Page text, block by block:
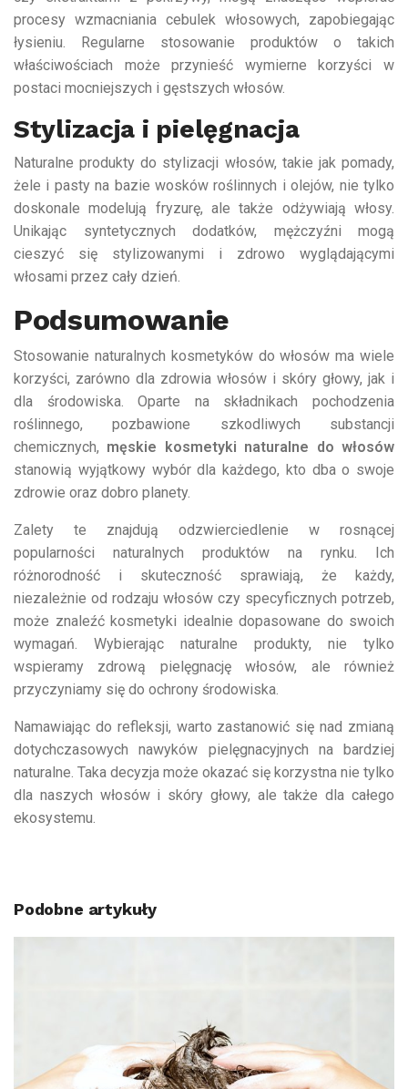
procesy wzmacniania cebulek włosowych, zapobiegając
łysieniu. Regularne stosowanie produktów o takich
właściwościach może przynieść wymierne korzyści w
postaci mocniejszych i gęstszych włosów.
Stylizacja i pielęgnacja
Naturalne produkty do stylizacji włosów, takie jak pomady,
żele i pasty na bazie wosków roślinnych i olejów, nie tylko
doskonale modelują fryzurę, ale także odżywiają włosy.
Unikając syntetycznych dodatków, mężczyźni mogą
cieszyć się stylizowanymi i zdrowo wyglądającymi
włosami przez cały dzień.
Podsumowanie
Stosowanie naturalnych kosmetyków do włosów ma wiele
korzyści, zarówno dla zdrowia włosów i skóry głowy, jak i
dla środowiska. Oparte na składnikach pochodzenia
roślinnego, pozbawione szkodliwych substancji
chemicznych, męskie kosmetyki naturalne do włosów
stanowią wyjątkowy wybór dla każdego, kto dba o swoje
zdrowie oraz dobro planety.
Zalety te znajdują odzwierciedlenie w rosnącej
popularności naturalnych produktów na rynku. Ich
różnorodność i skuteczność sprawiają, że każdy,
niezależnie od rodzaju włosów czy specyficznych potrzeb,
może znaleźć kosmetyki idealnie dopasowane do swoich
wymagań. Wybierając naturalne produkty, nie tylko
wspieramy zdrową pielęgnację włosów, ale również
przyczyniamy się do ochrony środowiska.
Namawiając do refleksji, warto zastanowić się nad zmianą
dotychczasowych nawyków pielęgnacyjnych na bardziej
naturalne. Taka decyzja może okazać się korzystna nie tylko
dla naszych włosów i skóry głowy, ale także dla całego
ekosystemu.
Podobne artykuły